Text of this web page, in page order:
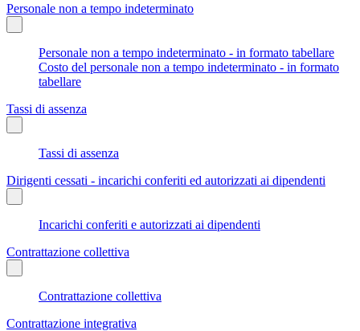
Personale non a tempo indeterminato
Personale non a tempo indeterminato - in formato tabellare
Costo del personale non a tempo indeterminato - in formato
tabellare
Tassi di assenza
Tassi di assenza
Dirigenti cessati - incarichi conferiti ed autorizzati ai dipendenti
Incarichi conferiti e autorizzati ai dipendenti
Contrattazione collettiva
Contrattazione collettiva
Contrattazione integrativa